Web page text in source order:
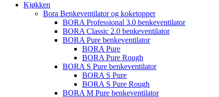
Kjøkken
Bora Benkeventilator og koketopper
BORA Professional 3.0 benkeventilator
BORA Classic 2.0 benkeventilator
BORA Pure benkeventilator
BORA Pure
BORA Pure Rough
BORA S Pure benkeventilator
BORA S Pure
BORA S Pure Rough
BORA M Pure benkeventilator